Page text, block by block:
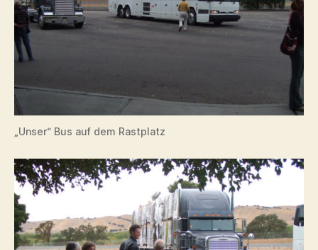
„Unser“ Bus auf dem Rastplatz